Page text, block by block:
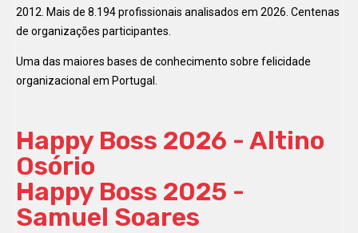
2012. Mais de 8.194 profissionais analisados em 2026. Centenas
de organizações participantes.
Uma das maiores bases de conhecimento sobre felicidade
organizacional em Portugal.
Happy Boss 2026 - Altino
Osório
Happy Boss 2025 -
Samuel Soares